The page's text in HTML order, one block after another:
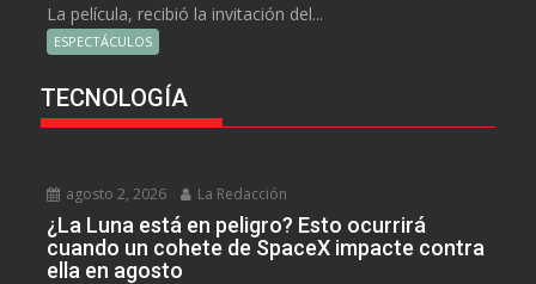
La película, recibió la invitación del...
ESPECTÁCULOS
TECNOLOGÍA
agosto 2, 2026 La Redacción
¿La Luna está en peligro? Esto ocurrirá
cuando un cohete de SpaceX impacte contra
ella en agosto